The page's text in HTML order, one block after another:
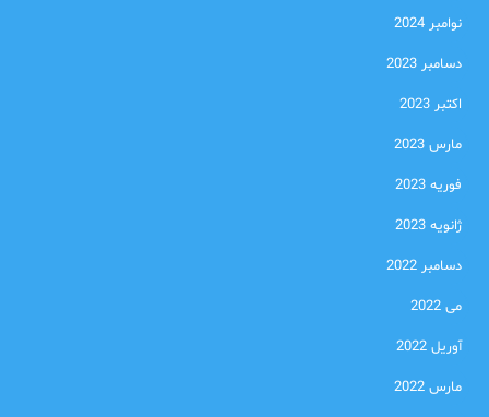
نوامبر 2024
دسامبر 2023
اکتبر 2023
مارس 2023
فوریه 2023
ژانویه 2023
دسامبر 2022
می 2022
آوریل 2022
مارس 2022